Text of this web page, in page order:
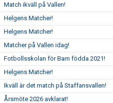
Match ikväll på Vallen!
Helgens Matcher!
Helgens Matcher!
Matcher på Vallen idag!
Fotbollsskolan för Barn födda 2021!
Helgens Matcher!
Ikväll är det match på Staffansvallen!
Årsmöte 2026 avklarat!